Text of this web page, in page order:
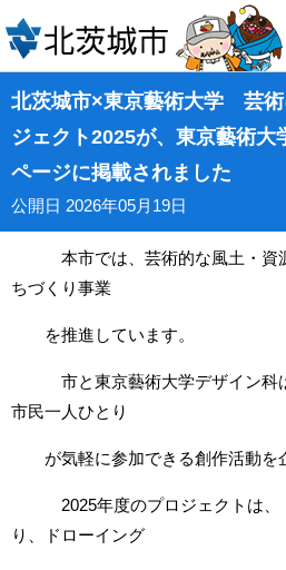
北茨城市×東京藝術大学 芸術
ジェクト2025が、東京藝術大
ページに掲載されました
公開日 2026年05月19日
本市では、芸術的な風土・資源
ちづくり事業
を推進しています。
市と東京藝術大学デザイン科は
市民一人ひとり
が気軽に参加できる創作活動を
2025年度のプロジェクトは、
り、ドローイング